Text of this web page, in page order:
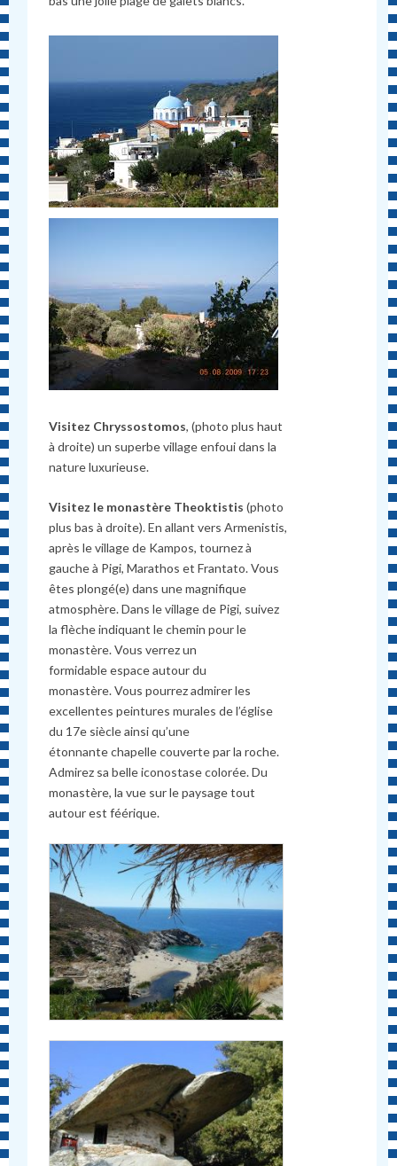
Visitez Chryssostomos, (photo plus haut
à droite) un superbe village enfoui dans la
nature luxurieuse.
Visitez le monastère Theoktistis (photo
plus bas à droite). En allant vers Armenistis,
après le village de Kampos, tournez à
gauche à Pigi, Marathos et Frantato. Vous
êtes plongé(e) dans une magnifique
atmosphère. Dans le village de Pigi, suivez
la flèche indiquant le chemin pour le
monastère. Vous verrez un
formidable espace autour du
monastère. Vous pourrez admirer les
excellentes peintures murales de l’église
du 17e siècle ainsi qu’une
étonnante chapelle couverte par la roche.
Admirez sa belle iconostase colorée. Du
monastère, la vue sur le paysage tout
autour est féérique.